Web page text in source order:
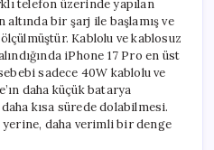
telefon üzerinde yapılan
altında bir şarj ile başlamış ve
Kablolu ve kablosuz
iPhone 17 Pro en üst
sadece 40W kablolu ve
daha küçük batarya
kısa sürede dolabilmesi.
daha verimli bir denge